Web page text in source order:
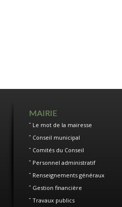
MAIRIE
Le mot de la mairesse
Conseil municipal
Comités du Conseil
Personnel administratif
Renseignements généraux
Gestion financière
Travaux publics